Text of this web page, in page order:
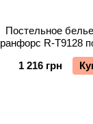
Постельное
ранфорс R-T9128
1 216 грн